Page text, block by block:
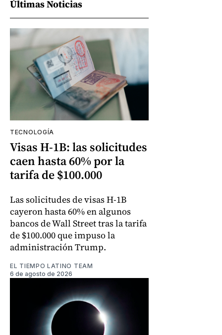
Últimas Noticias
TECNOLOGÍA
Visas H-1B: las solicitudes
caen hasta 60% por la
tarifa de $100.000
Las solicitudes de visas H-1B
cayeron hasta 60% en algunos
bancos de Wall Street tras la tarifa
de $100.000 que impuso la
administración Trump.
EL TIEMPO LATINO TEAM
6 de agosto de 2026